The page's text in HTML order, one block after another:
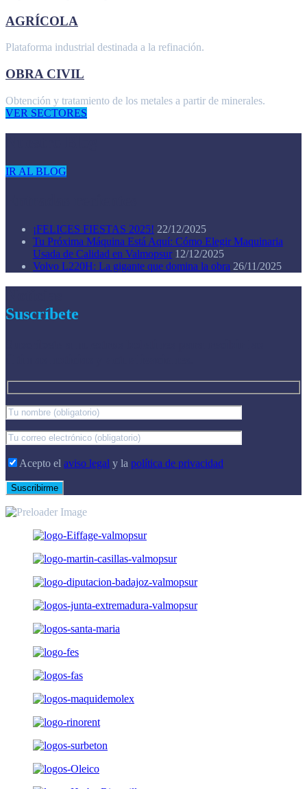
AGRÍCOLA
Plataforma industrial destinada a la refinación.
OBRA CIVIL
Obtención y tratamiento de los metales a partir de minerales.
VER SECTORES
IR AL BLOG
¡FELICES FIESTAS 2025! 22/12/2025
Tu Próxima Máquina Está Aquí: Cómo Elegir Maquinaria
Usada de Calidad en Valmopsur 12/12/2025
Volvo L220H: La gigante que domina la obra 26/11/2025
Suscríbete
Acepto el aviso legal y la política de privacidad